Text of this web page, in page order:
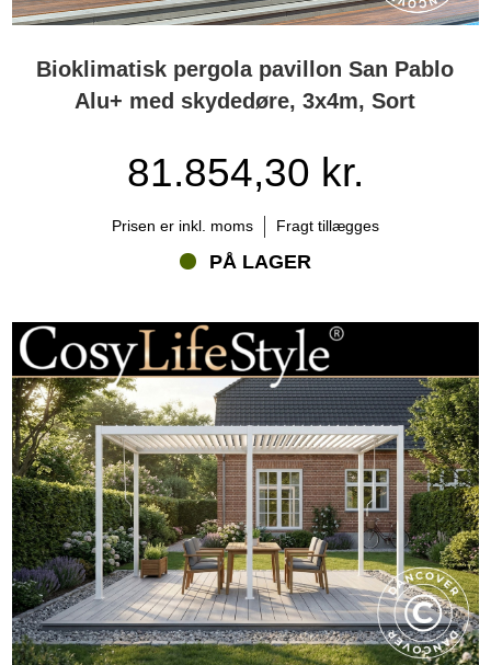
Bioklimatisk pergola pavillon San Pablo
Alu+ med skydedøre, 3x4m, Sort
81.854,30 kr.
Prisen er inkl. moms Fragt tillægges
PÅ LAGER